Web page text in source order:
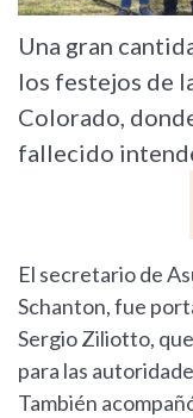
Una gran
los festejos de
Colorado,
fallecido
El secretario de
Schanton, fue
Sergio Ziliotto,
para las
También